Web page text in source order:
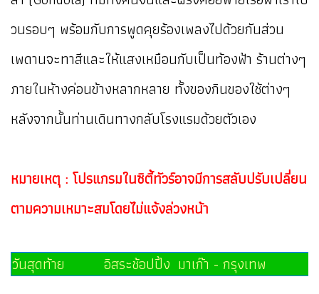
วนรอบๆ พร้อมกับการพูดคุยร้องเพลงไปด้วยกันส่วน
เพดานจะทาสีและให้แสงเหมือนกับเป็นท้องฟ้า ร้านต่างๆ
ภายในห้างค่อนข้างหลากหลาย ทั้งของกินของใช้ต่างๆ
หลังจากนั้นท่านเดินทางกลับโรงแรมด้วยตัวเอง
หมายเหตุ : โปรแกรมในซิตี้ทัวร์อาจมีการสลับปรับเปลี่ยน
ตามความเหมาะสมโดยไม่แจ้งล่วงหน้า
วันสุดท้าย อิสระช้อปปิ้ง มาเก๊า - กรุงเทพ